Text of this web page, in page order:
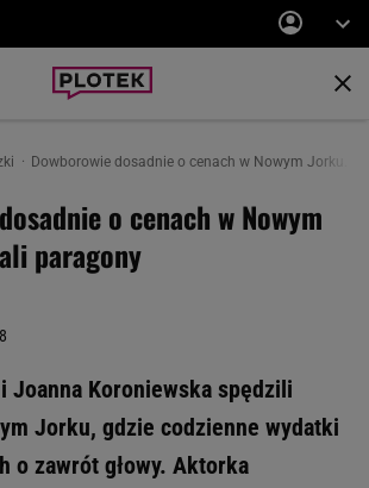
Dowborowie dosadnie o cenach w Nowym Jorku.
o cenach w Nowym
paragony
Joanna Koroniewska spędzili
Jorku, gdzie codzienne wydatki
o zawrót głowy. Aktorka